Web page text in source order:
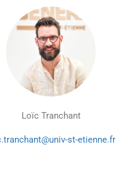
Loïc Tranchant
st-etienne.fr